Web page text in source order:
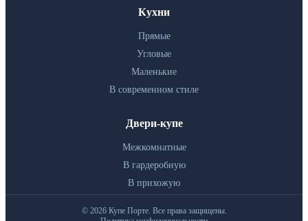
Кухни
Прямые
Угловые
Маленькие
В современном стиле
Двери-купе
Межкомнатные
В гардеробную
В прихожую
© 2026 Купе Порте. Все права защищены.